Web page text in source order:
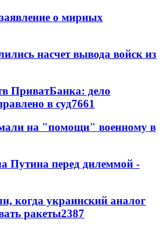
о мирных
насчет вывода войск из
ПриватБанка: дело
в суд7661
на "помощи" военному в
Путина перед дилеммой -
когда украинский аналог
ракеты2387